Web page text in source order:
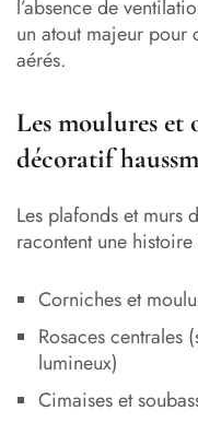
l’absence de
un atout majeur pour
aérés.
Les moulures et
décoratif
Les plafonds et murs
racontent une
Corniches et
Rosaces centrales
lumineux)
Cimaises et